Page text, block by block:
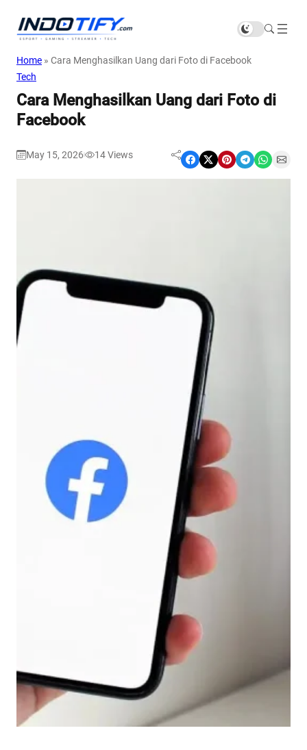
Home » Cara Menghasilkan Uang dari Foto di Facebook
Tech
Cara Menghasilkan Uang dari Foto di
Facebook
May 15, 2026 14Views Share on Facebook Share on X Share on Pinterest Share on Telegram Share on WhatsApp Share on Email